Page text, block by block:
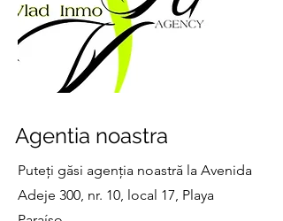
Agentia noastra
Puteți găsi agenția noastră la Avenida
Adeje 300, nr. 10, local 17, Playa